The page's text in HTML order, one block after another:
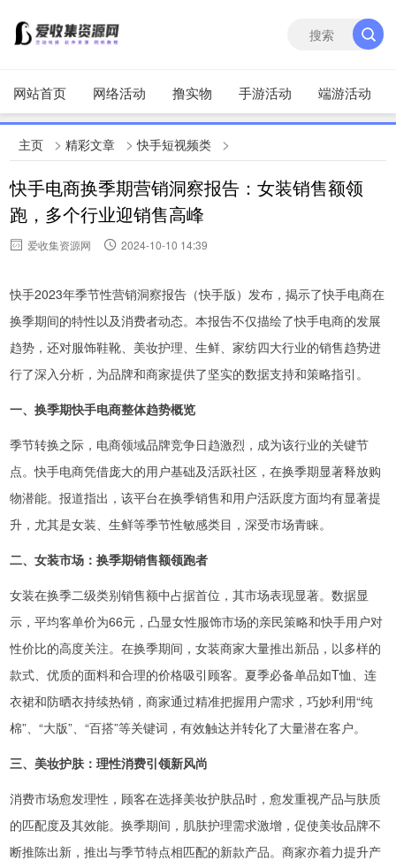
网站首页 网络活动 撸实物 手游活动 端游活动
主页 >精彩文章 >快手短视频类 >
快手电商换季期营销洞察报告：女装销售额领
跑，多个行业迎销售高峰
爱收集资源网 2024-10-10 14:39
快手2023年季节性营销洞察报告（快手版）发布，揭示了快手电商在
换季期间的特性以及消费者动态。本报告不仅描绘了快手电商的发展
趋势，还对服饰鞋靴、美妆护理、生鲜、家纺四大行业的销售趋势进
行了深入分析，为品牌和商家提供了坚实的数据支持和策略指引。
一、换季期快手电商整体趋势概览
季节转换之际，电商领域品牌竞争日趋激烈，成为该行业的关键节
点。快手电商凭借庞大的用户基础及活跃社区，在换季期显著释放购
物潜能。报道指出，该平台在换季销售和用户活跃度方面均有显著提
升，尤其是女装、生鲜等季节性敏感类目，深受市场青睐。
二、女装市场：换季期销售额领跑者
女装在换季二级类别销售额中占据首位，其市场表现显著。数据显
示，平均客单价为66元，凸显女性服饰市场的亲民策略和快手用户对
性价比的高度关注。在换季期间，女装商家大量推出新品，以多样的
款式、优质的面料和合理的价格吸引顾客。夏季必备单品如T恤、连
衣裙和防晒衣持续热销，商家通过精准把握用户需求，巧妙利用“纯
棉”、“大版”、“百搭”等关键词，有效触达并转化了大量潜在客户。
三、美妆护肤：理性消费引领新风尚
消费市场愈发理性，顾客在选择美妆护肤品时，愈发重视产品与肤质
的匹配度及其效能。换季期间，肌肤护理需求激增，促使美妆品牌不
断推陈出新，推出与季节特点相匹配的新款产品。商家亦着力提升产